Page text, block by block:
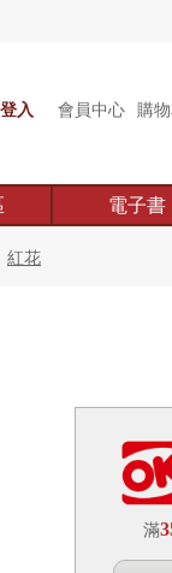
登入 會員中心 購
電子書
紅花
滿